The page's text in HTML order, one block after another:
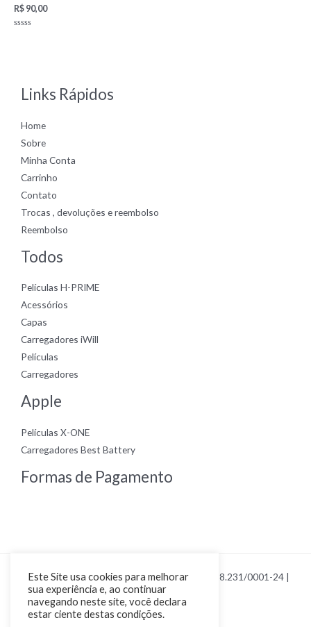
R$ 90,00
Links Rápidos
Home
Sobre
Minha Conta
Carrinho
Contato
Trocas , devoluções e reembolso
Reembolso
Todos
Películas H-PRIME
Acessórios
Capas
Carregadores iWill
Películas
Carregadores
Apple
Películas X-ONE
Carregadores Best Battery
Formas de Pagamento
Copyright © 2026 Loja Smart Cel | CNPJ 23.328.231/0001-24 |
Por Renan Poiani
Este Site usa cookies para melhorar
sua experiência e, ao continuar
navegando neste site, você declara
estar ciente destas condições.